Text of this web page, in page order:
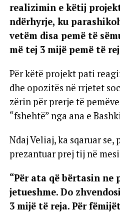
realizimin e këtij
ndërhyrje, ku
vetëm disa pemë të
më tej 3 mijë pemë të
Për këtë projekt pati
dhe opozitës në rrjetet
zërin për prerje të
“fshehtë” nga ana e
Ndaj Veliaj, ka sqaruar
prezantuar prej tij në
“Për ata që bërtasin ne
jetueshme. Do
3 mijë të reja. Për